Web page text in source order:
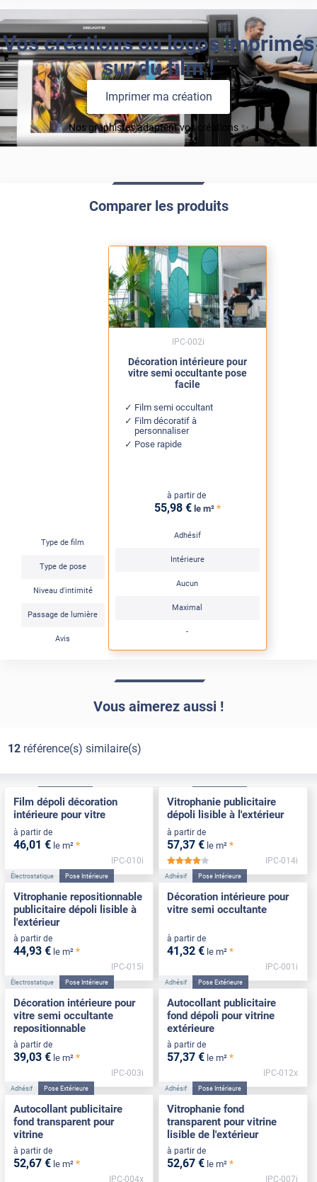
Vos créations ou logos imprimés
sur du film !
Imprimer ma création
Nos graphistes adaptent vos créations ✨
Comparer les produits
Type de film
Type de pose
Niveau d'intimité
Passage de lumière
Avis
Décoration intérieure pour
vitre semi occultante pose
facile
Film semi occultant
Film décoratif à
personnaliser
Pose rapide
à partir de
55,98 € le m² *
Adhésif
Intérieure
Aucun
Maximal
-
IPC-002i
Vous aimerez aussi !
12référence(s) similaire(s)
Film dépoli décoration
intérieure pour vitre
à partir de
46,01 € le m² *
IPC-010i
Vitrophanie publicitaire
dépoli lisible à l'extérieur
à partir de
57,37 € le m² *
*****
IPC-014i
Électrostatique Pose Intérieure
Vitrophanie repositionnable
publicitaire dépoli lisible à
l'extérieur
à partir de
44,93 € le m² *
IPC-015i
Adhésif Pose Intérieure
Décoration intérieure pour
vitre semi occultante
à partir de
41,32 € le m² *
IPC-001i
Électrostatique Pose Intérieure
Décoration intérieure pour
vitre semi occultante
repositionnable
à partir de
39,03 € le m² *
IPC-003i
Adhésif Pose Extérieure
Autocollant publicitaire
fond dépoli pour vitrine
extérieure
à partir de
57,37 € le m² *
IPC-012x
Adhésif Pose Extérieure
Autocollant publicitaire
fond transparent pour
vitrine
à partir de
52,67 € le m² *
IPC-004x
Adhésif Pose Intérieure
Vitrophanie fond
transparent pour vitrine
lisible de l'extérieur
à partir de
52,67 € le m² *
IPC-007i